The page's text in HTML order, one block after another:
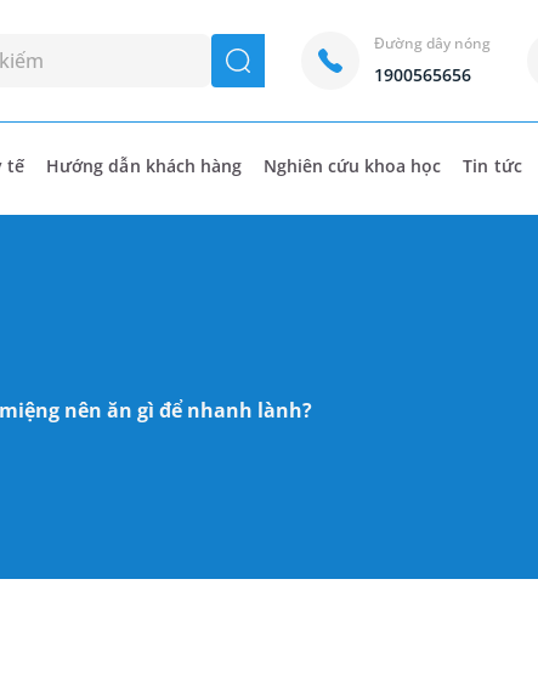
seach
Đường dây nóng
1900565656
tế Hướng dẫn khách hàng Nghiên cứu khoa học Tin tức
nên ăn gì để nhanh lành?